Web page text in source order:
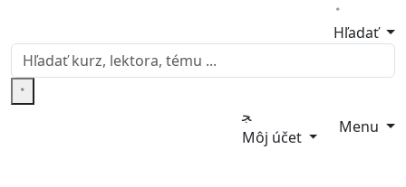
Hľadať
Môj účet
Menu